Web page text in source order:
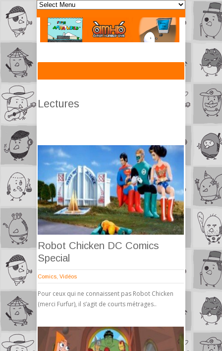
Lectures
Robot Chicken DC Comics
Special
Comics Vidéos
Pour ceux qui ne connaissent pas Robot Chicken
(merci Furfur), il s’agit de courts métrages..